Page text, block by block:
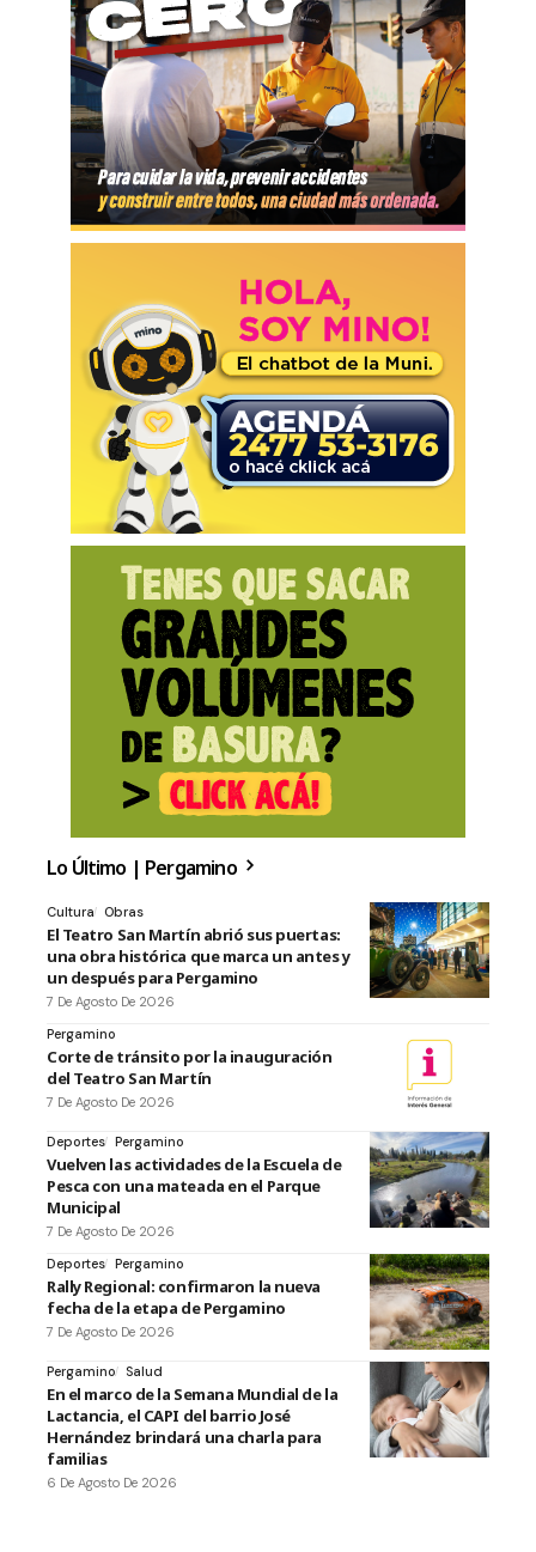
Lo Último | Pergamino
Cultura Obras
El Teatro San Martín abrió sus puertas:
una obra histórica que marca un antes y
un después para Pergamino
7 De Agosto De 2026
Pergamino
Corte de tránsito por la inauguración
del Teatro San Martín
7 De Agosto De 2026
Deportes Pergamino
Vuelven las actividades de la Escuela de
Pesca con una mateada en el Parque
Municipal
7 De Agosto De 2026
Deportes Pergamino
Rally Regional: confirmaron la nueva
fecha de la etapa de Pergamino
7 De Agosto De 2026
Pergamino Salud
En el marco de la Semana Mundial de la
Lactancia, el CAPI del barrio José
Hernández brindará una charla para
familias
6 De Agosto De 2026